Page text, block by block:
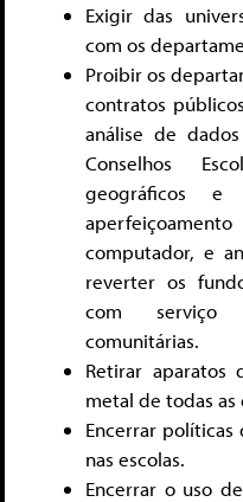
Exigir das
com os
Proibir os
contratos
análise de
Conselhos
geográficos e
computador, e
reverter os
com serviço
comunitárias.
Retirar
metal de todas as
Encerrar
nas escolas.
Encerrar o uso